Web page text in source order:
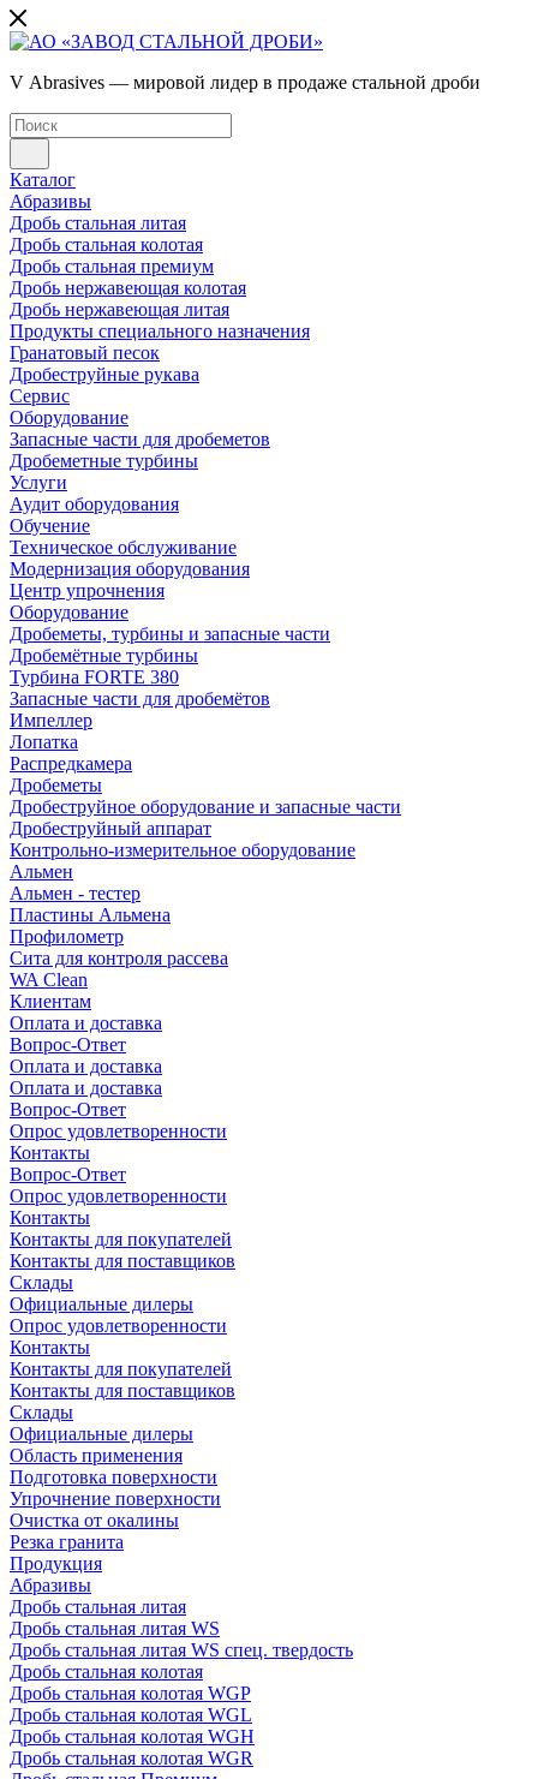
V Abrasives — мировой лидер в продаже стальной дроби
Каталог
Абразивы
Дробь стальная литая
Дробь стальная колотая
Дробь стальная премиум
Дробь нержавеющая колотая
Дробь нержавеющая литая
Продукты специального назначения
Гранатовый песок
Дробеструйные рукава
Сервис
Оборудование
Запасные части для дробеметов
Дробеметные турбины
Услуги
Аудит оборудования
Обучение
Техническое обслуживание
Модернизация оборудования
Центр упрочнения
Оборудование
Дробеметы, турбины и запасные части
Дробемётные турбины
Турбина FORTE 380
Запасные части для дробемётов
Импеллер
Лопатка
Распредкамера
Дробеметы
Дробеструйное оборудование и запасные части
Дробеструйный аппарат
Контрольно-измерительное оборудование
Альмен
Альмен - тестер
Пластины Альмена
Профилометр
Сита для контроля рассева
WA Clean
Клиентам
Оплата и доставка
Вопрос-Ответ
Оплата и доставка
Оплата и доставка
Вопрос-Ответ
Опрос удовлетворенности
Контакты
Вопрос-Ответ
Опрос удовлетворенности
Контакты
Контакты для покупателей
Контакты для поставщиков
Склады
Официальные дилеры
Опрос удовлетворенности
Контакты
Контакты для покупателей
Контакты для поставщиков
Склады
Официальные дилеры
Область применения
Подготовка поверхности
Упрочнение поверхности
Очистка от окалины
Резка гранита
Продукция
Абразивы
Дробь стальная литая
Дробь стальная литая WS
Дробь стальная литая WS спец. твердость
Дробь стальная колотая
Дробь стальная колотая WGP
Дробь стальная колотая WGL
Дробь стальная колотая WGH
Дробь стальная колотая WGR